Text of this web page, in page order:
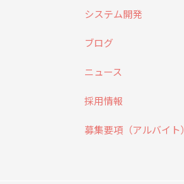
システム開発
ブログ
ニュース
採用情報
募集要項（アルバイト）